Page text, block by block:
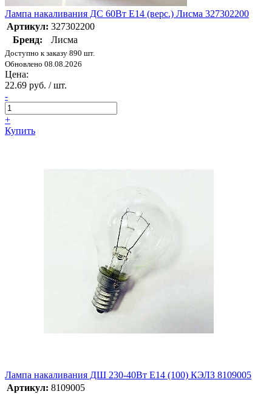
Лампа накаливания ДС 60Вт E14 (верс.) Лисма 327302200
Артикул: 327302200
Бренд:
Лисма
Доступно к заказу 890 шт.
Обновлено 08.08.2026
Цена:
22.69 руб. / шт.
-
+
Купить
Лампа накаливания ДШ 230-40Вт E14 (100) КЭЛЗ 8109005
Артикул: 8109005